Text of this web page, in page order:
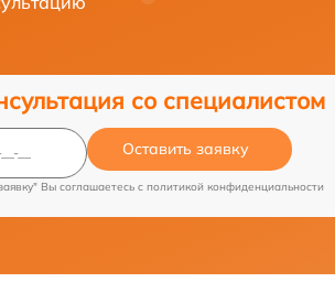
со специалистом
Оставить заявку
Вы соглашаетесь c политикой конфиденциальности